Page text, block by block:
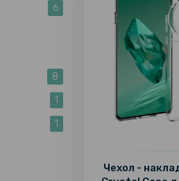
6
8
1
1
Чехол -